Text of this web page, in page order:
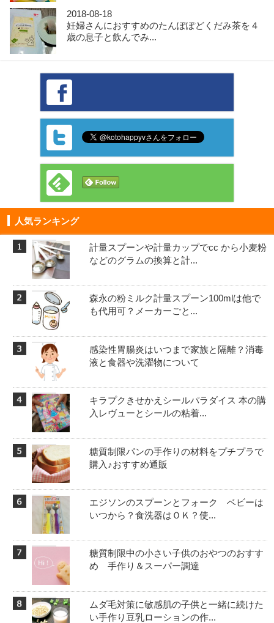
2018-08-18
妊婦さんにおすすめのたんぽぽどくだみ茶を４
歳の息子と飲んでみ...
人気ランキング
計量スプーンや計量カップでcc から小麦粉
などのグラムの換算と計...
森永の粉ミルク計量スプーン100mlは他で
も代用可？メーカーごと...
感染性胃腸炎はいつまで家族と隔離？消毒
液と食器や洗濯物について
キラプクきせかえシールパラダイス 本の購
入レヴューとシールの粘着...
糖質制限パンの手作りの材料をプチプラで
購入♪おすすめ通販
エジソンのスプーンとフォーク ベビーは
いつから？食洗器はＯＫ？使...
糖質制限中の小さい子供のおやつのおすす
め 手作り＆スーパー調達
ムダ毛対策に敏感肌の子供と一緒に続けた
い手作り豆乳ローションの作...